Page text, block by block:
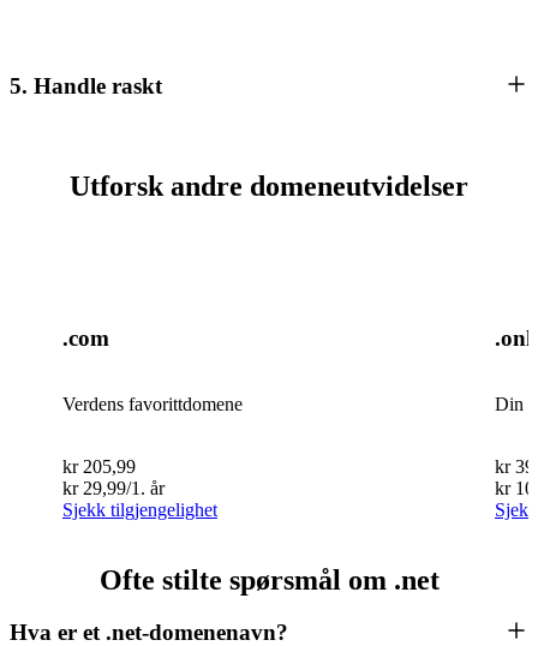
5. Handle raskt
Utforsk andre domeneutvidelser
.com
Verdens favorittdomene
kr 205,99
kr 29,99/1. år
Sjekk tilgjengelighet
Din
kr
kr
Ofte stilte spørsmål om .net
Hva er et .net-domenenavn?